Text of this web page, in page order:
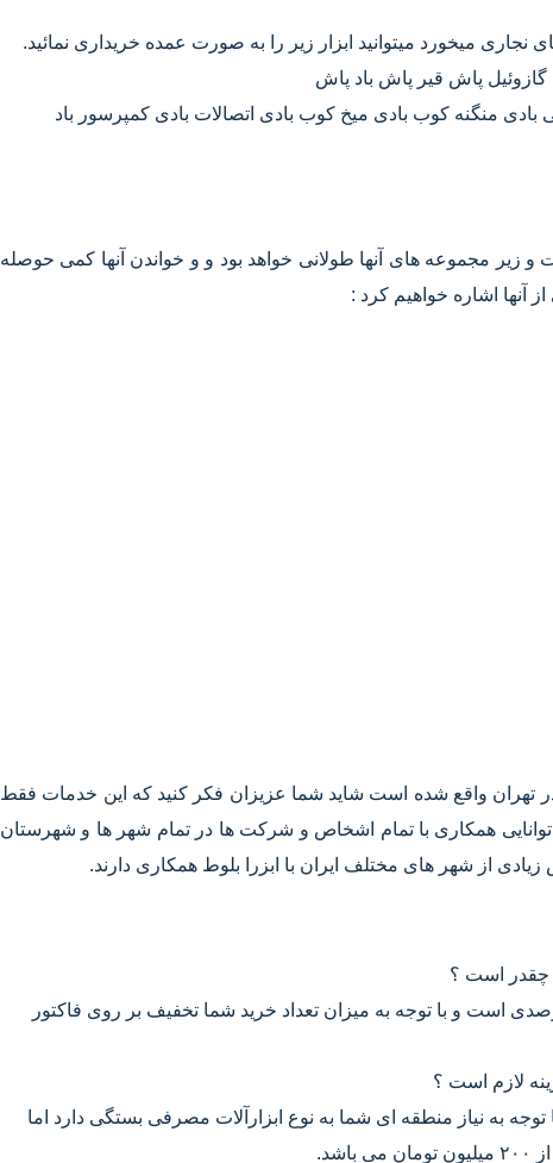
نجاری میخورد میتوانید ابزار زیر را به صورت عمده خریداری نمائید.
گازوئیل پاش قیر پاش باد پاش
بادی منگنه کوب بادی میخ کوب بادی اتصالات بادی کمپرسور باد
و زیر مجموعه های آنها طولانی خواهد بود و و خواندن آنها کمی حوصله
آنها اشاره خواهیم کرد :
در تهران واقع شده است شاید شما عزیزان فکر کنید که این خدمات فقط
همکاری با تمام اشخاص و شرکت ها در تمام شهر ها و شهرستان
از شهر های مختلف ایران با ابزرا بلوط همکاری دارند.
چقدر است ؟
است و با توجه به میزان تعداد خرید شما تخفیف بر روی فاکتور
لازم است ؟
توجه به نیاز منطقه ای شما به نوع ابزارآلات مصرفی بستگی دارد اما